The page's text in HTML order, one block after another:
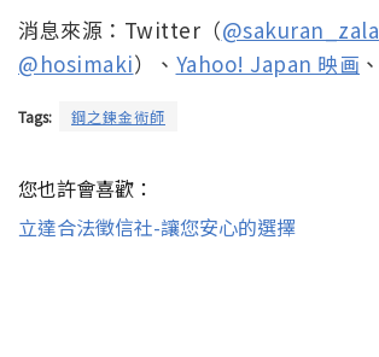
消息來源：Twitter（@sakuran_zala
@hosimaki）、 Yahoo! Japan 映画 、
Tags: 鋼之鍊金術師
您也許會喜歡：
立達合法徵信社-讓您安心的選擇